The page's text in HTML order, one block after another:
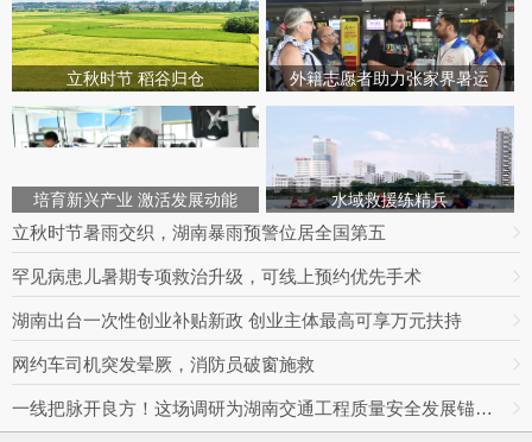
立秋时节 稻谷归仓 外籍志愿者助力张家界暑运
培育新兴产业 激活发展动能 水域救援练精兵
立秋时节暑雨交织，湖南暴雨预警位居全国第五
罕见病患儿暑期专项救治升级，可线上预约优先手术
湖南出台一次性创业补贴新政 创业主体最高可享万元扶持
网约车司机突发晕厥，消防员破窗施救
一线把脉开良方！这场调研为湖南交通工程质量安全发展锚定方向